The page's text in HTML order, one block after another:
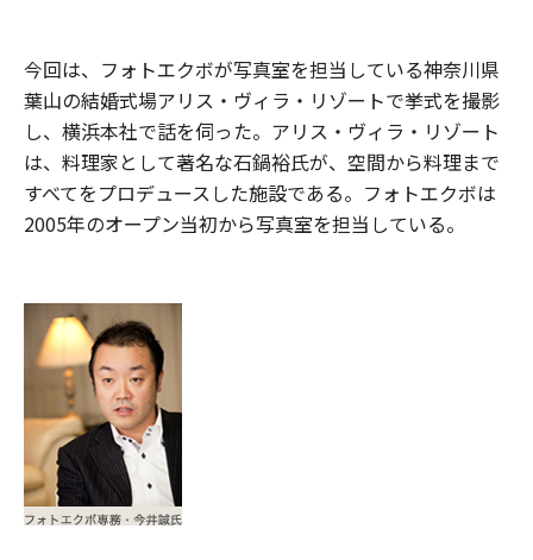
今回は、フォトエクボが写真室を担当している神奈川県
葉山の結婚式場アリス・ヴィラ・リゾートで挙式を撮影
し、横浜本社で話を伺った。アリス・ヴィラ・リゾート
は、料理家として著名な石鍋裕氏が、空間から料理まで
すべてをプロデュースした施設である。フォトエクボは
2005年のオープン当初から写真室を担当している。